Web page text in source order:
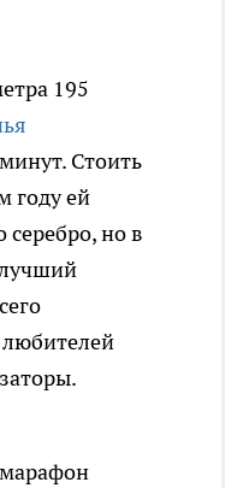
195
Стоить
году ей
серебро, но в
любителей